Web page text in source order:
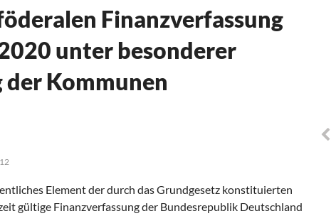
Finanzverfassung
unter besonderer
Kommunen
Element der durch das Grundgesetz konstituierten
gültige Finanzverfassung der Bundesrepublik Deutschland